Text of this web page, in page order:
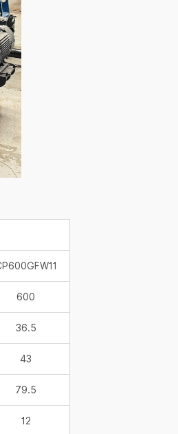
600
36.5
43
79.5
12